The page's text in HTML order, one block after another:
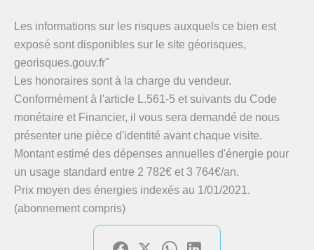
Les informations sur les risques auxquels ce bien est
exposé sont disponibles sur le site géorisques,
georisques.gouv.fr"
Les honoraires sont à la charge du vendeur.
Conformément à l'article L.561-5 et suivants du Code
monétaire et Financier, il vous sera demandé de nous
présenter une pièce d'identité avant chaque visite.
Montant estimé des dépenses annuelles d'énergie pour
un usage standard entre 2 782€ et 3 764€/an.
Prix moyen des énergies indexés au 1/01/2021.
(abonnement compris)